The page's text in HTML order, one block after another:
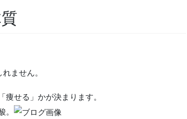
ません。
せる」かが決まります。
。